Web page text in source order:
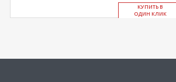
КУ­ПИТЬ В
ОДИН КЛИК